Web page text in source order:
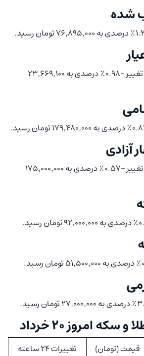
شده
با تغییر -۰.۹۸٪ درصدی به ۲۳٬۶۶۹٬۱۰۰
آزادی
سکه تمام بهار آزادی با تغییر -۰.۵۷٪ درصدی به ۱۷۵٬۰۰۰٬۰۰۰
امروز ۲۰ خرداد
قیمت (تومان)
تغییرات ۲۴ ساعته